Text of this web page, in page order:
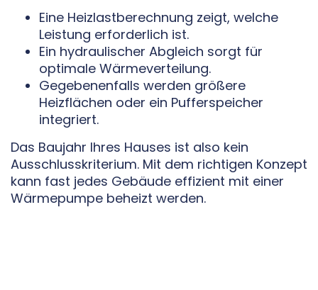
Eine Heizlastberechnung zeigt, welche
Leistung erforderlich ist.
Ein hydraulischer Abgleich sorgt für
optimale Wärmeverteilung.
Gegebenenfalls werden größere
Heizflächen oder ein Pufferspeicher
integriert.
Das Baujahr Ihres Hauses ist also kein
Ausschlusskriterium. Mit dem richtigen Konzept
kann fast jedes Gebäude effizient mit einer
Wärmepumpe beheizt werden.